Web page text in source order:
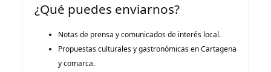
¿Qué puedes enviarnos?
Notas de prensa y comunicados de interés local.
Propuestas culturales y gastronómicas en Cartagena
y comarca.